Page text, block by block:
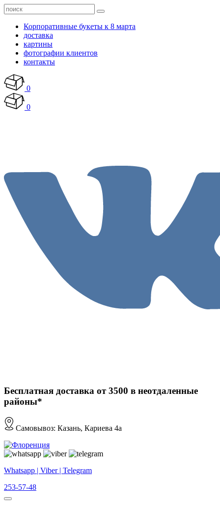
Корпоративные букеты к 8 марта
доставка
картины
фотографии клиентов
контакты
0
0
Бесплатная доставка от 3500 в неотдаленные
районы*
Самовывоз: Казань, Кариева 4а
Whatsapp | Viber | Telegram
253-57-48